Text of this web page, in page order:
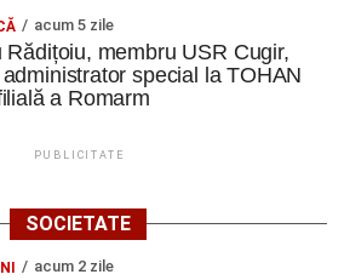
acum 5 zile
Rădițoiu, membru USR Cugir,
special la TOHAN
a Romarm
PUBLICITATE
SOCIETATE
acum 2 zile